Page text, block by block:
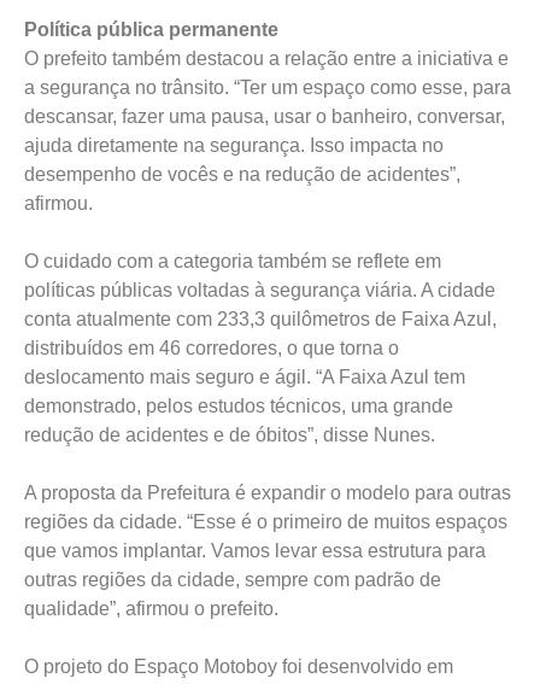
Política pública permanente
O prefeito também destacou a relação entre a iniciativa e
a segurança no trânsito. “Ter um espaço como esse, para
descansar, fazer uma pausa, usar o banheiro, conversar,
ajuda diretamente na segurança. Isso impacta no
desempenho de vocês e na redução de acidentes”,
afirmou.
O cuidado com a categoria também se reflete em
políticas públicas voltadas à segurança viária. A cidade
conta atualmente com 233,3 quilômetros de Faixa Azul,
distribuídos em 46 corredores, o que torna o
deslocamento mais seguro e ágil. “A Faixa Azul tem
demonstrado, pelos estudos técnicos, uma grande
redução de acidentes e de óbitos”, disse Nunes.
A proposta da Prefeitura é expandir o modelo para outras
regiões da cidade. “Esse é o primeiro de muitos espaços
que vamos implantar. Vamos levar essa estrutura para
outras regiões da cidade, sempre com padrão de
qualidade”, afirmou o prefeito.
O projeto do Espaço Motoboy foi desenvolvido em